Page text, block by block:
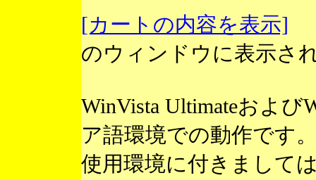
[カートの内容を表示]
のウィンドウに表示さ
WinVista Ultimateおよ
ア語環境での動作です
使用環境に付きまして